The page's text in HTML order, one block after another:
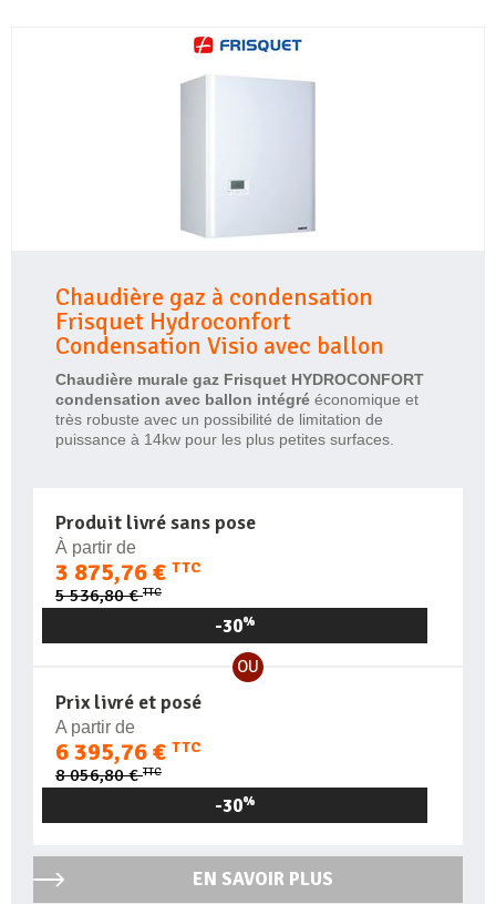
Chaudière gaz à condensation
Frisquet Hydroconfort
Condensation Visio avec ballon
Chaudière murale gaz Frisquet HYDROCONFORT
condensation avec ballon intégré économique et
très robuste avec un possibilité de limitation de
puissance à 14kw pour les plus petites surfaces.
Produit livré sans pose
À partir de
3 875,76 € TTC
5 536,80 €TTC
-30%
OU
Prix livré et posé
A partir de
6 395,76 € TTC
8 056,80 €TTC
-30%
EN SAVOIR PLUS